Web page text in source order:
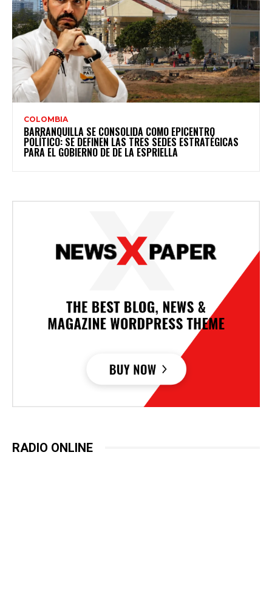
COLOMBIA
BARRANQUILLA SE CONSOLIDA COMO EPICENTRO
POLÍTICO: SE DEFINEN LAS TRES SEDES ESTRATÉGICAS
PARA EL GOBIERNO DE DE LA ESPRIELLA
RADIO ONLINE